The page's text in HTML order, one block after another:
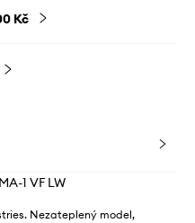
Kč
1 VF LW
Nezateplený model,